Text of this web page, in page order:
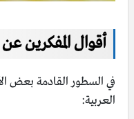
أقوال المفكرين
في السطور القادمة بعض
العربية: